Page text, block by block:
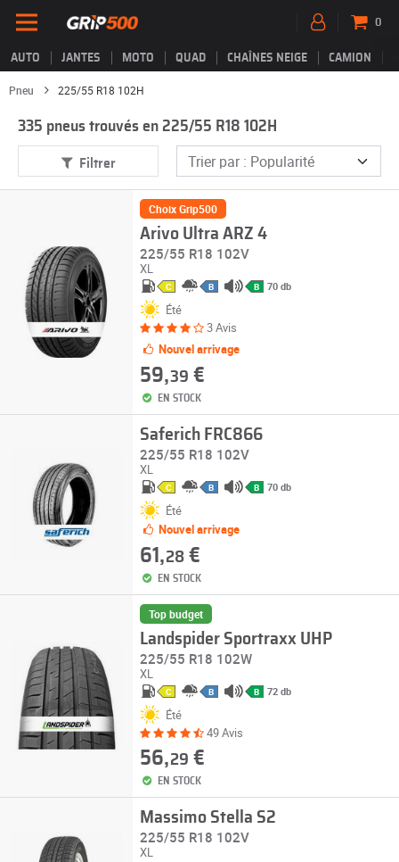
AUTO JANTES MOTO QUAD CHAÎNES NEIGE CAMION
0
Pneu 225/55 R18 102H
335 pneus trouvés en 225/55 R18 102H
Filtrer
Choix Grip500
Arivo Ultra ARZ 4
225/55 R18 102V
XL
C B B 70 db
Été
3 Avis
Nouvel arrivage
59,39 €
EN STOCK
Saferich FRC866
225/55 R18 102V
XL
C B B 70 db
Été
Nouvel arrivage
61,28€
EN STOCK
Top budget
Landspider Sportraxx UHP
225/55 R18 102W
XL
C B B 72 db
Été
49 Avis
56,29 €
EN STOCK
Massimo Stella S2
225/55 R18 102V
XL